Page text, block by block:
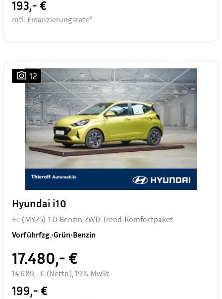
193,- €
mtl. Finanzierungsrate²
12
Hyundai i10
FL (MY25) 1.0 Benzin 2WD Trend Komfortpaket
Vorführfzg.•Grün•Benzin
17.480,- €
14.689,- € (Netto), 19% MwSt.
199,- €